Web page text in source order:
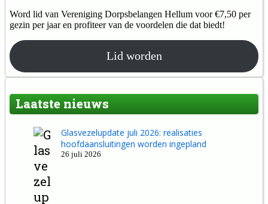
Word lid van Vereniging Dorpsbelangen Hellum voor €7,50 per
gezin per jaar en profiteer van de voordelen die dat biedt!
Lid worden
Laatste nieuws
Glasvezelupdate juli 2026: realisaties
hoofdaansluitingen worden ingepland
26 juli 2026